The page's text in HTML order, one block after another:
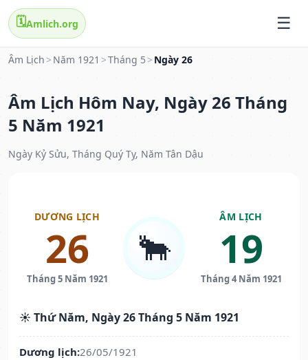
🗓️Amlich.org
Âm Lịch > Năm 1921 >Tháng 5 > Ngày 26
Âm Lịch Hôm Nay, Ngày 26 Tháng
5 Năm 1921
Ngày Kỷ Sửu, Tháng Quý Tỵ, Năm Tân Dậu
DƯƠNG LỊCH
26
Tháng 5 Năm 1921
🐂
ÂM LỊCH
19
Tháng 4 Năm 1921
☀️ Thứ Năm, Ngày 26 Tháng 5 Năm 1921
Dương lịch:26/05/1921